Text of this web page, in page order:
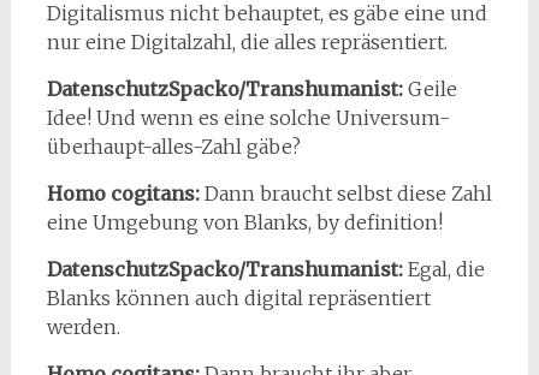
Digitalismus nicht behauptet, es gäbe eine und
nur eine Digitalzahl, die alles repräsentiert.
DatenschutzSpacko/Transhumanist:Geile
Idee! Und wenn es eine solche Universum-
überhaupt-alles-Zahl gäbe?
Homo cogitans: Dann braucht selbst diese Zahl
eine Umgebung von Blanks, by definition!
DatenschutzSpacko/Transhumanist: Egal, die
Blanks können auch digital repräsentiert
werden.